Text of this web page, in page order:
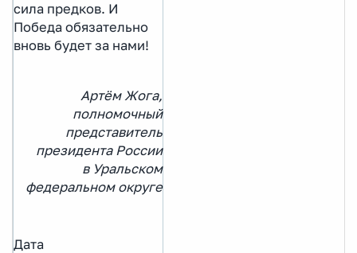
сила предков. И
Победа обязательно
вновь будет за нами!
Артём Жога,
полномочный
представитель
президента России
в Уральском
федеральном округе
Дата